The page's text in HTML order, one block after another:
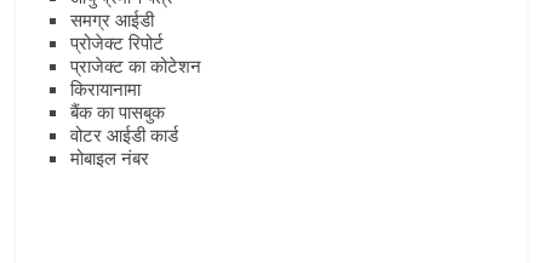
समग्र आईडी
प्रोजेक्‍ट रिपोर्ट
प्राजेक्‍ट का कोटेशन
किरायानामा
बैंक का पासबुक
वोटर आईडी कार्ड
मोबाइल नंबर